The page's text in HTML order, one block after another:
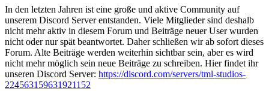
In den letzten Jahren ist eine große und aktive Community auf
unserem Discord Server entstanden. Viele Mitglieder sind deshalb
nicht mehr aktiv in diesem Forum und Beiträge neuer User wurden
nicht oder nur spät beantwortet. Daher schließen wir ab sofort dieses
Forum. Alte Beiträge werden weiterhin sichtbar sein, aber es wird
nicht mehr möglich sein neue Beiträge zu schreiben. Hier findet ihr
unseren Discord Server: https://discord.com/servers/tml-studios-
224563159631921152